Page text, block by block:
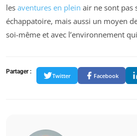
les aventures en plein air ne sont pas
échappatoire, mais aussi un moyen
soi-même et avec l’environnement
Partager :
Twitter Facebook